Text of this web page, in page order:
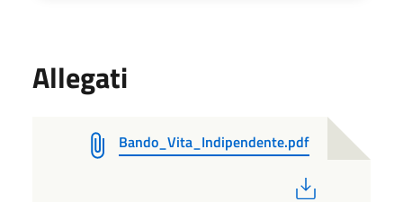
Allegati
Bando_Vita_Indipendente.pdf